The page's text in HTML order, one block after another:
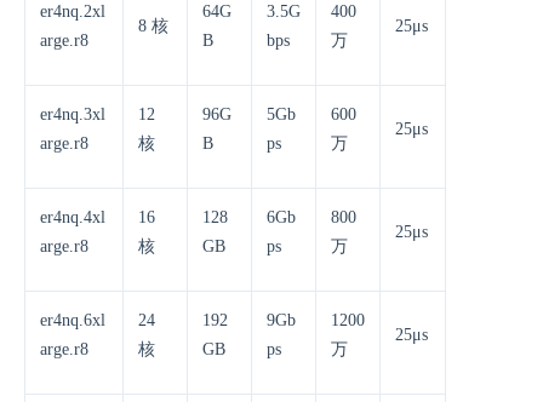
er4nq.2xl
arge.r8
8 核
64G
B
3.5G
bps
400
万
25μs
er4nq.3xl
arge.r8
12
核
96G
B
5Gb
ps
600
万
25μs
er4nq.4xl
arge.r8
16
核
128
GB
6Gb
ps
800
万
25μs
er4nq.6xl
arge.r8
24
核
192
GB
9Gb
ps
1200
万
25μs